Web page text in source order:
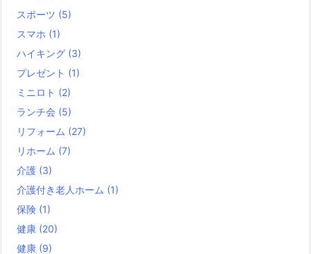
スポーツ (5)
スマホ (1)
ハイキング (3)
プレゼント (1)
ミニロト (2)
ランチ会 (5)
リフォーム (27)
リホーム (7)
介護 (3)
介護付き老人ホーム (1)
保険 (1)
健康 (20)
健康 (9)